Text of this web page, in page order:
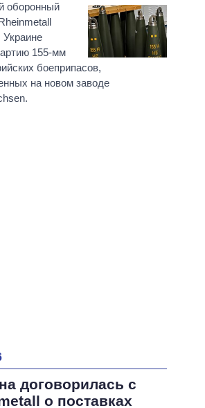
И ОФИС
РАДА
ВИДЕО
ПОДДЕРЖАТЬ
ПОЛИТИКОВ
оборонный
Украине
155-мм
боеприпасов,
на новом заводе
договорилась с
о поставках